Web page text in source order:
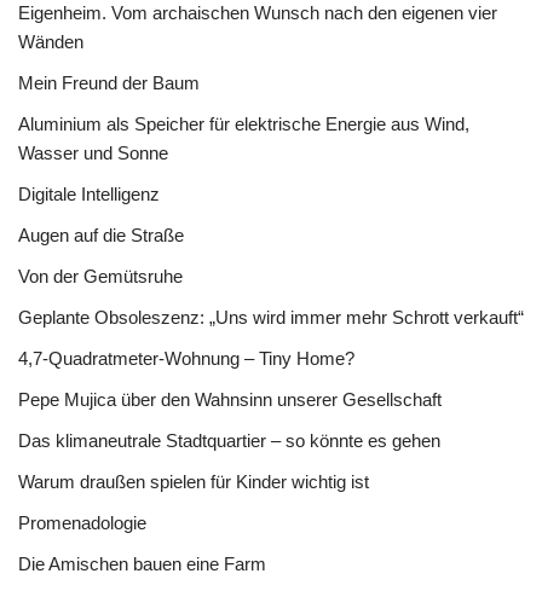
Eigenheim. Vom archaischen Wunsch nach den eigenen vier
Wänden
Mein Freund der Baum
Aluminium als Speicher für elektrische Energie aus Wind,
Wasser und Sonne
Digitale Intelligenz
Augen auf die Straße
Von der Gemütsruhe
Geplante Obsoleszenz: „Uns wird immer mehr Schrott verkauft“
4,7-Quadratmeter-Wohnung – Tiny Home?
Pepe Mujica über den Wahnsinn unserer Gesellschaft
Das klimaneutrale Stadtquartier – so könnte es gehen
Warum draußen spielen für Kinder wichtig ist
Promenadologie
Die Amischen bauen eine Farm